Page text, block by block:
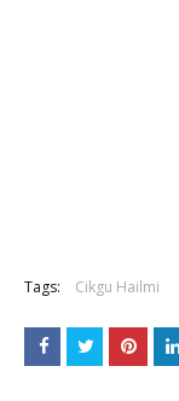
Tags: Cikgu Hailmi